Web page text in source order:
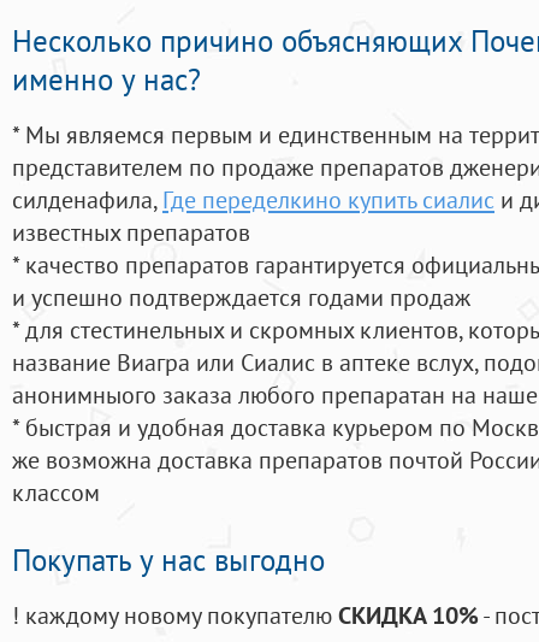
Несколько причино объясняющих
именно у нас?
* Мы являемся первым и единственным на
представителем по продаже препаратов
силденафила, Где переделкино купить сиалис и
известных препаратов
* качество препаратов гарантируется
и успешно подтверждается годами продаж
* для стестинельных и скромных клиентов,
название Виагра или Сиалис в аптеке вслух,
анонимныого заказа любого препаратан на
* быстрая и удобная доставка курьером по
же возможна доставка препаратов почтой
классом
Покупать у нас выгодно
! каждому новому покупателюСКИДКА 10%-